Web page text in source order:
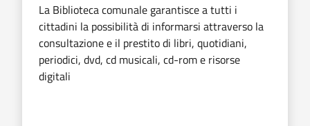
La Biblioteca comunale garantisce a tutti i
cittadini la possibilità di informarsi attraverso la
consultazione e il prestito di libri, quotidiani,
periodici, dvd, cd musicali, cd-rom e risorse
digitali